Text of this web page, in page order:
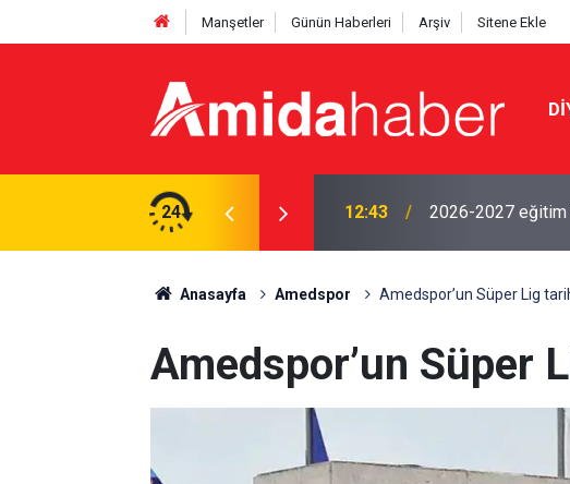
Manşetler Günün Haberleri Arşiv Sitene Ekle
24
belli oldu: İşte tüm tatil tarihleri 12:19 Diyarbakır-
Anasayfa Amedspor Amedspor’un Süper Lig
Amedspor’un Süper